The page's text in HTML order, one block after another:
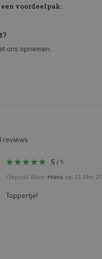
voordeelpak:
ons opnemen.
reviews
5 / 5
Gepost door: Hans op 11 Mei
Toppertje!